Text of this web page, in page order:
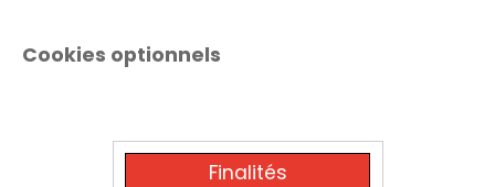
Cookies optionnels
Finalités